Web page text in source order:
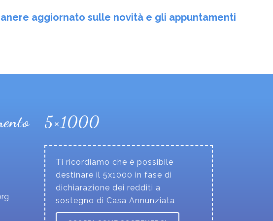
aggiornato sulle novità e gli appuntamenti
5×1000
Ti ricordiamo che è possibile
destinare il 5x1000 in fase di
dichiarazione dei redditi a
sostegno di Casa Annunziata